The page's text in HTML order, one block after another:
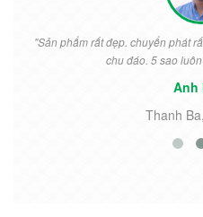
"Sản phẩm rất đẹp. chuyển phát
chu đáo. 5 sao
Anh
Thanh